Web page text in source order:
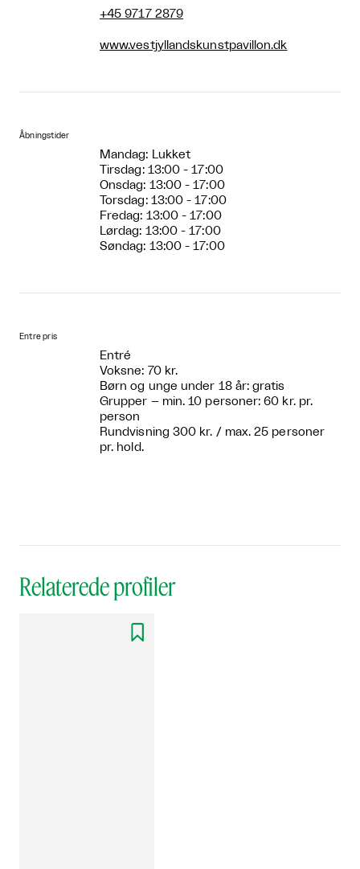
+45 9717 2879
www.vestjyllandskunstpavillon.dk
Åbningstider
Mandag: Lukket
Tirsdag: 13:00 - 17:00
Onsdag: 13:00 - 17:00
Torsdag: 13:00 - 17:00
Fredag: 13:00 - 17:00
Lørdag: 13:00 - 17:00
Søndag: 13:00 - 17:00
Entre pris
Entré
Voksne: 70 kr.
Børn og unge under 18 år: gratis
Grupper – min. 10 personer: 60 kr. pr.
person
Rundvisning 300 kr. / max. 25 personer
pr. hold.
Relaterede profiler
